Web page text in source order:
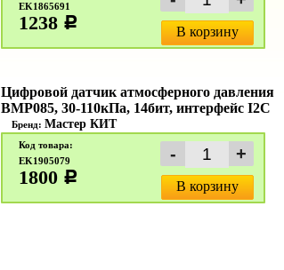
EK1865691
1238 c
В корзину
Цифровой датчик атмосферного давления
BMP085, 30-110кПа, 14бит, интерфейс I2C
Бренд: Мастер КИТ
Код товара:
EK1905079
1800 c
В корзину